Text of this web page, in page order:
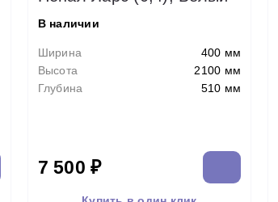
В наличии
Ширина
400 мм
Высота
2100 мм
Глубина
510 мм
7 500 ₽